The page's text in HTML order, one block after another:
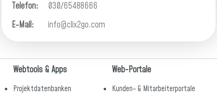
Telefon:
030/65488666
E-Mail:
info@clix2go.com
Webtools & Apps
Projektdatenbanken
Web-Portale
Kunden- & Mitarbeiterportale